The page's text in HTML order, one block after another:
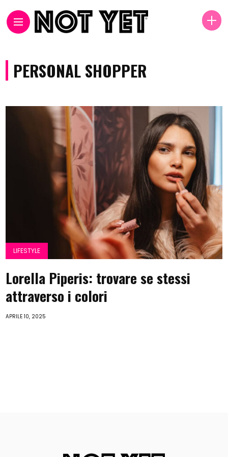
PERSONAL SHOPPER
LIFESTYLE
Lorella Piperis: trovare se stessi
attraverso i colori
APRILE 10, 2025